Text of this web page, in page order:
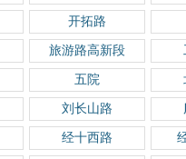
开拓路
旅游路高新段
五院
刘长山路
经十西路